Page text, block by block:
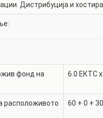
Дистрибуција и
фонд на
6.0 ЕКТС
расположивото
60 + 0 + 30